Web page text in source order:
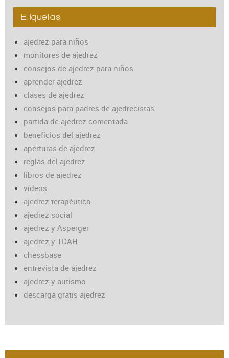
Etiquetas
ajedrez para niños
monitores de ajedrez
consejos de ajedrez para niños
aprender ajedrez
clases de ajedrez
consejos para padres de ajedrecistas
partida de ajedrez comentada
beneficios del ajedrez
aperturas de ajedrez
reglas del ajedrez
libros de ajedrez
vídeos
ajedrez terapéutico
ajedrez social
ajedrez y Asperger
ajedrez y TDAH
chessbase
entrevista de ajedrez
ajedrez y autismo
descarga gratis ajedrez